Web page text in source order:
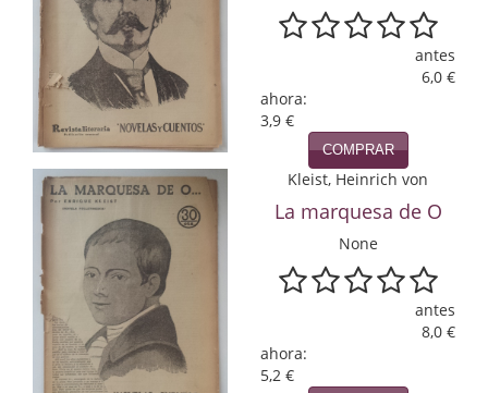
Mafia y espionaje
Matemáticas
Medicina
Música
Naturaleza
Novela Extranjera
Novela fantástica
Novela histórica
antes
6,0 €
ahora:
3,9 €
COMPRAR
Kleist, Heinrich von
La marquesa de O
None
antes
8,0 €
ahora:
5,2 €